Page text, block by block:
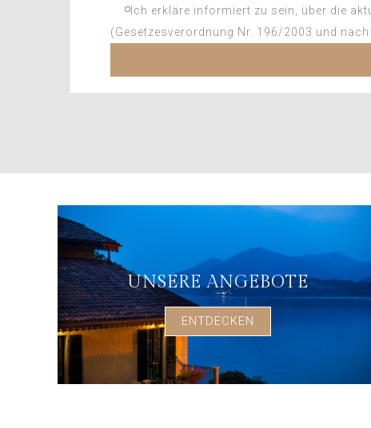
Ich erkläre informiert zu sein, über die
(Gesetzesverordnung Nr. 196/2003 und
UNSERE ANGEBOTE
ENTDECKEN